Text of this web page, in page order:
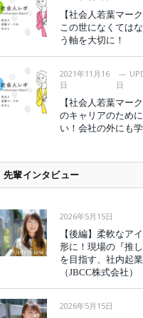
【社会人若葉マー
この世になくては
う軸を大切に！
2021年11月16
日
日
【社会人若葉マー
のキャリアのため
い！会社の外にも
先輩インタビュー
2026年5月15日
【後編】柔軟なア
形に！現場の『推
を目指す、社内起
（JBCC株式会社）
2026年5月15日